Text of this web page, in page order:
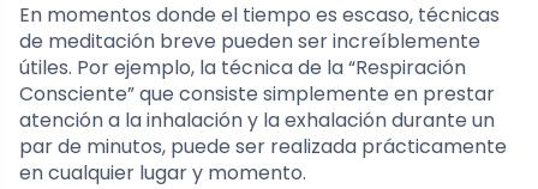
En momentos donde el tiempo es escaso, técnicas
de meditación breve pueden ser increíblemente
útiles. Por ejemplo, la técnica de la “Respiración
Consciente” que consiste simplemente en prestar
atención a la inhalación y la exhalación durante un
par de minutos, puede ser realizada prácticamente
en cualquier lugar y momento.